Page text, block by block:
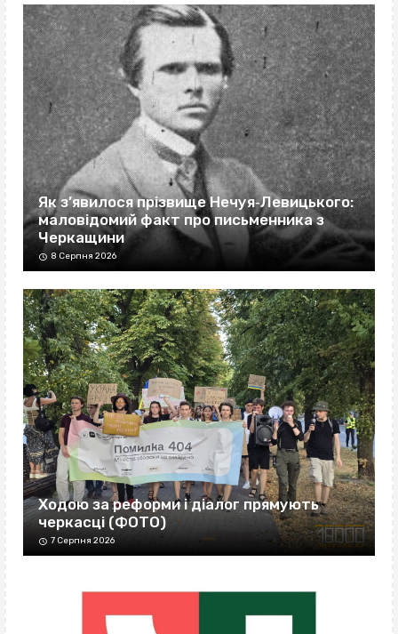
Як з’явилося прізвище Нечуя‐Левицького:
маловідомий факт про письменника з
Черкащини
8 Серпня 2026
Ходою за реформи і діалог прямують
черкасці (ФОТО)
7 Серпня 2026